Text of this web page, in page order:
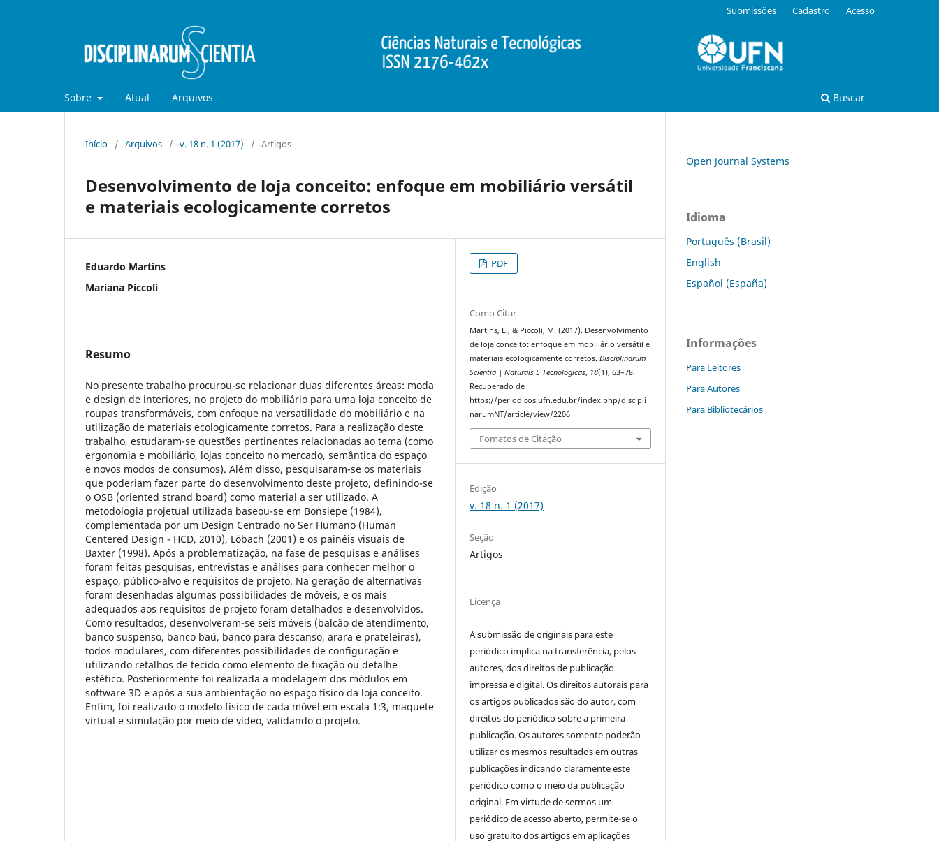
Sobre Atual Arquivos Buscar
Submissões Cadastro Acesso
Início / Arquivos / v. 18 n. 1 (2017) / Artigos
Desenvolvimento de loja conceito: enfoque em mobiliário versátil
e materiais ecologicamente corretos
Eduardo Martins
Mariana Piccoli
Resumo
No presente trabalho procurou-se relacionar duas diferentes áreas: moda
e design de interiores, no projeto do mobiliário para uma loja conceito de
roupas transformáveis, com enfoque na versatilidade do mobiliário e na
utilização de materiais ecologicamente corretos. Para a realização deste
trabalho, estudaram-se questões pertinentes relacionadas ao tema (como
ergonomia e mobiliário, lojas conceito no mercado, semântica do espaço
e novos modos de consumos). Além disso, pesquisaram-se os materiais
que poderiam fazer parte do desenvolvimento deste projeto, definindo-se
o OSB (oriented strand board) como material a ser utilizado. A
metodologia projetual utilizada baseou-se em Bonsiepe (1984),
complementada por um Design Centrado no Ser Humano (Human
Centered Design - HCD, 2010), Löbach (2001) e os painéis visuais de
Baxter (1998). Após a problematização, na fase de pesquisas e análises
foram feitas pesquisas, entrevistas e análises para conhecer melhor o
espaço, público-alvo e requisitos de projeto. Na geração de alternativas
foram desenhadas algumas possibilidades de móveis, e os mais
adequados aos requisitos de projeto foram detalhados e desenvolvidos.
Como resultados, desenvolveram-se seis móveis (balcão de atendimento,
banco suspenso, banco baú, banco para descanso, arara e prateleiras),
todos modulares, com diferentes possibilidades de configuração e
utilizando retalhos de tecido como elemento de fixação ou detalhe
estético. Posteriormente foi realizada a modelagem dos módulos em
software 3D e após a sua ambientação no espaço físico da loja conceito.
Enfim, foi realizado o modelo físico de cada móvel em escala 1:3, maquete
virtual e simulação por meio de vídeo, validando o projeto.
PDF
Como Citar
Martins, E., & Piccoli, M. (2017). Desenvolvimento
de loja conceito: enfoque em mobiliário versátil e
materiais ecologicamente corretos.Disciplinarum
Scientia | Naturais E Tecnológicas, 18(1), 63–78.
Recuperado de
https://periodicos.ufn.edu.br/index.php/discipli
narumNT/article/view/2206
Fomatos de Citação
Edição
v. 18 n. 1 (2017)
Seção
Artigos
Licença
A submissão de originais para este
periódico implica na transferência, pelos
autores, dos direitos de publicação
impressa e digital. Os direitos autorais para
os artigos publicados são do autor, com
direitos do periódico sobre a primeira
publicação. Os autores somente poderão
utilizar os mesmos resultados em outras
publicações indicando claramente este
periódico como o meio da publicação
original. Em virtude de sermos um
periódico de acesso aberto, permite-se o
uso gratuito dos artigos em aplicações
Open Journal Systems
Idioma
Português (Brasil)
English
Español (España)
Informações
Para Leitores
Para Autores
Para Bibliotecários